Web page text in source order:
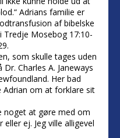
Adrians familie er
af bibelske
Mosebog 17:10-
som skulle tages uden
Charles A. Janeways
Her bad
Adrian om at forklare sit
noget at gøre med om
ej. Jeg ville alligevel